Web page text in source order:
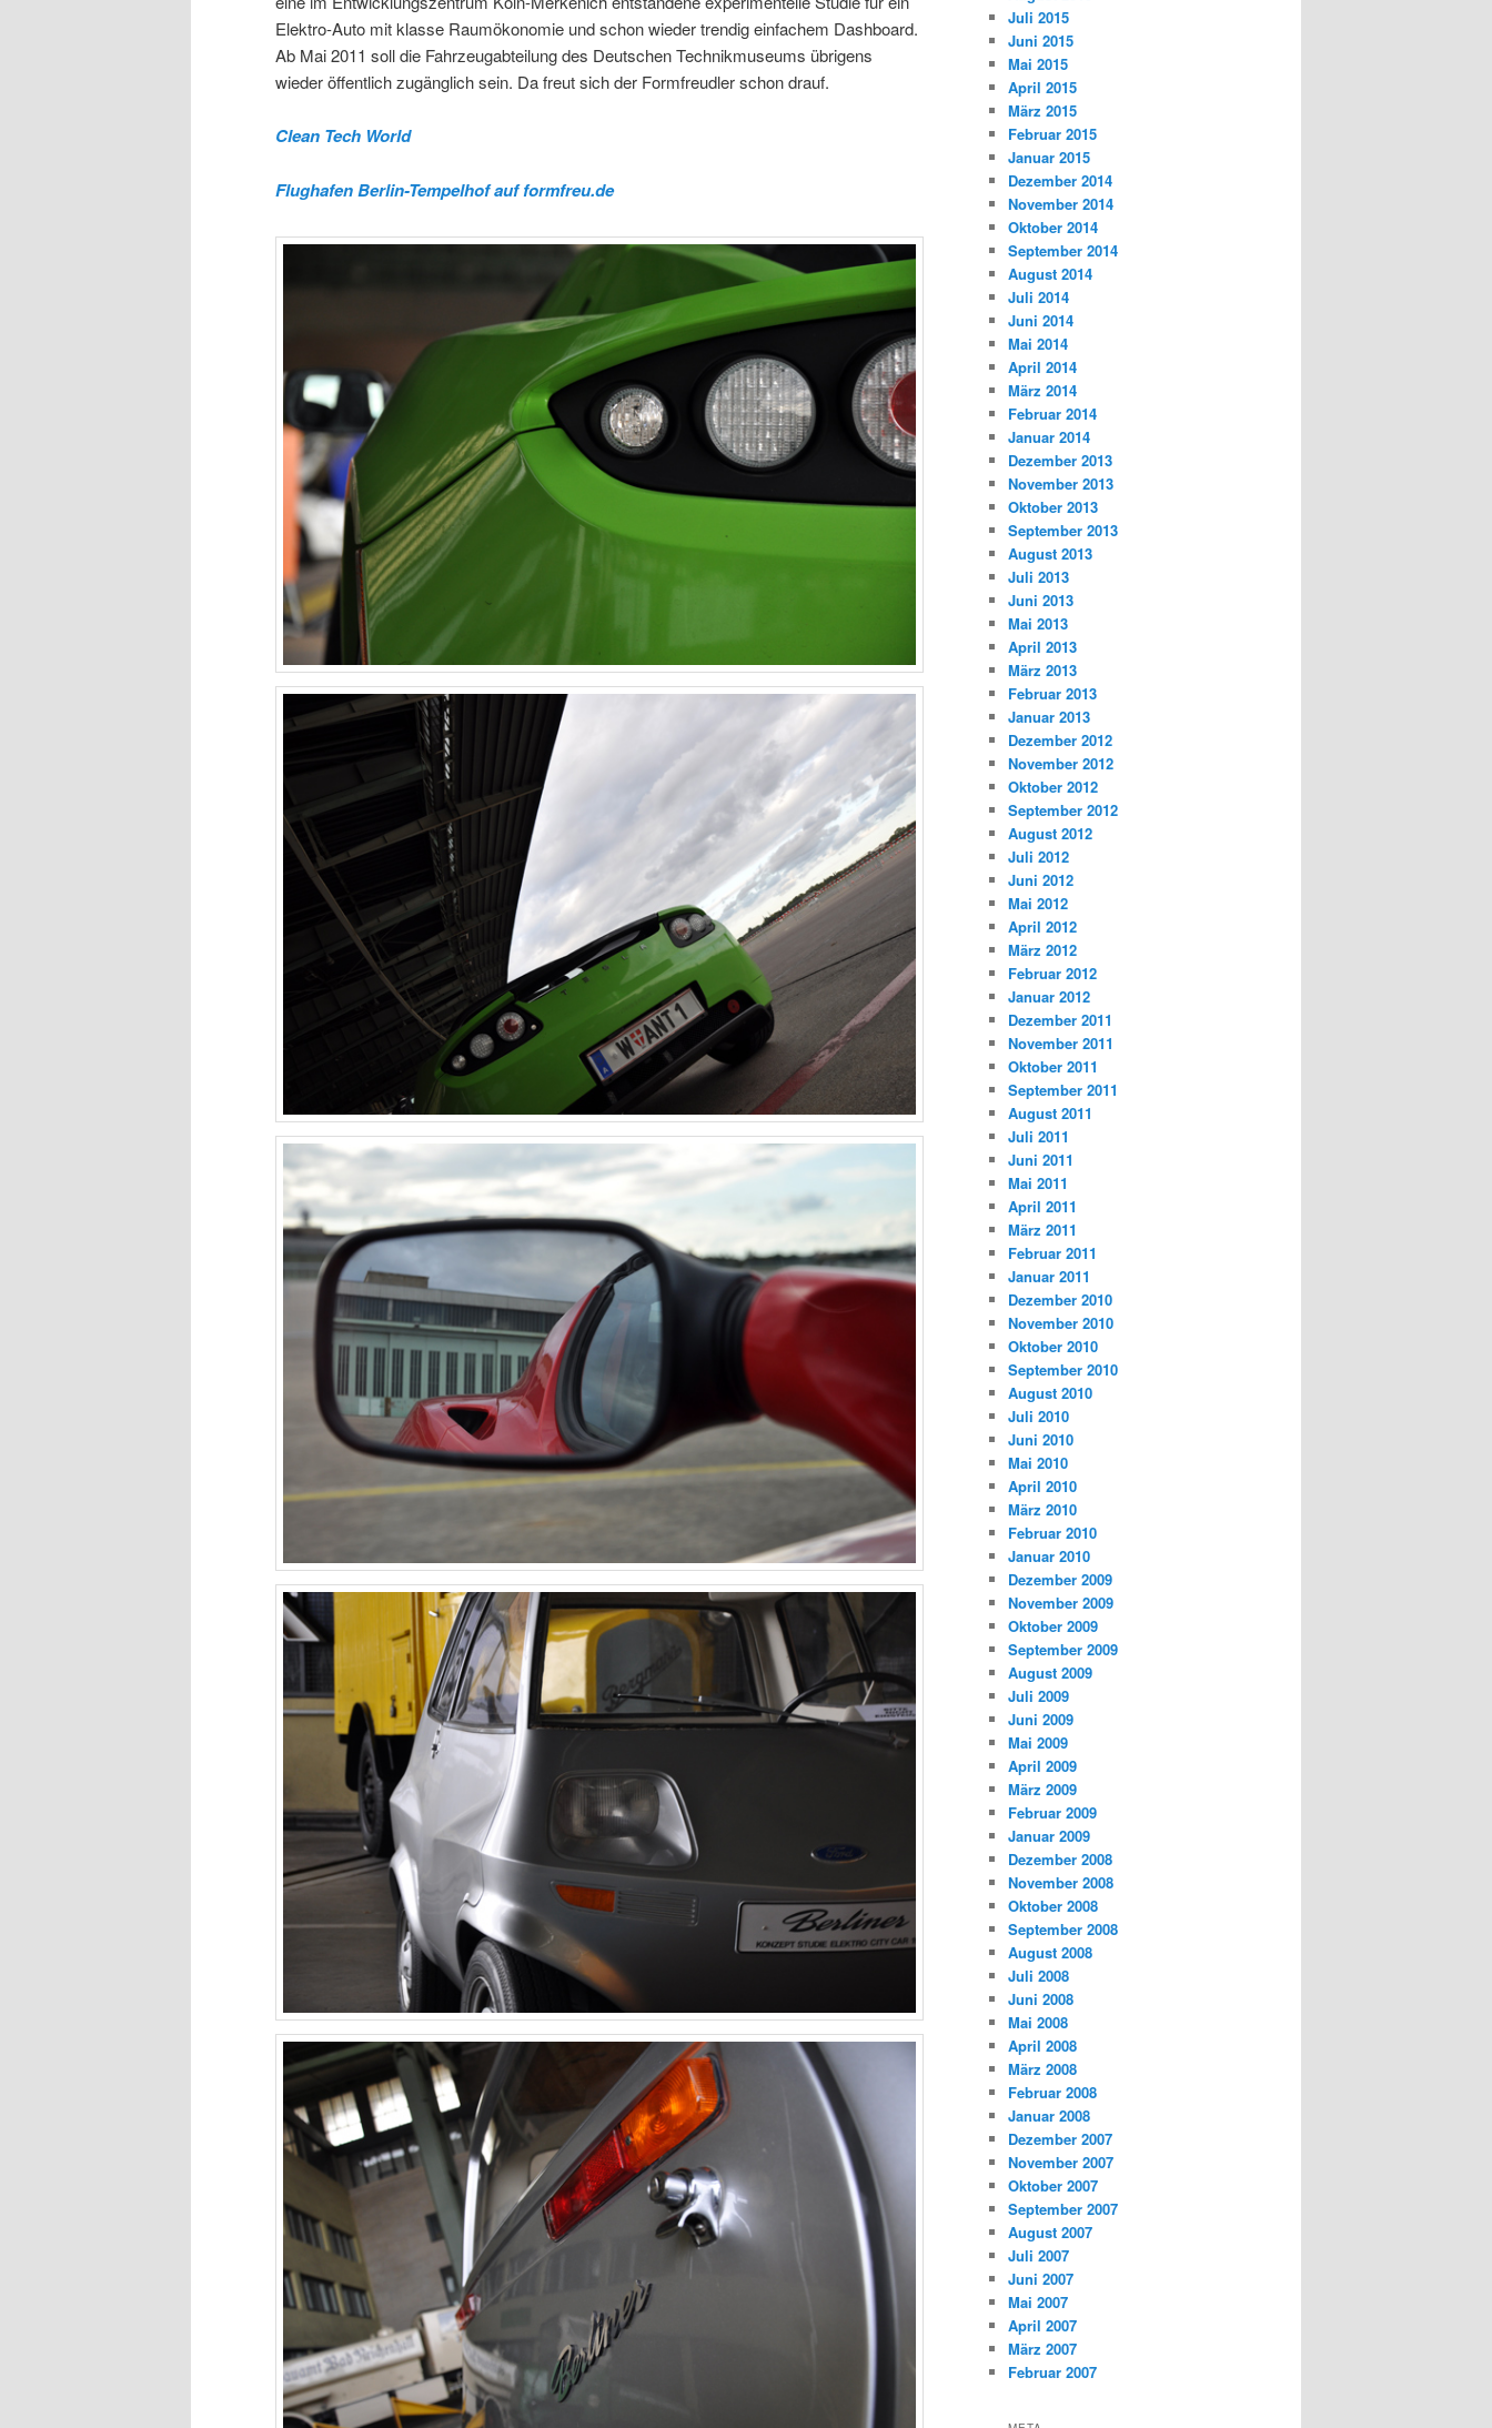
Elektro-Auto mit klasse Raumökonomie und schon wieder trendig einfachem Dashboard.
Ab Mai 2011 soll die Fahrzeugabteilung des Deutschen Technikmuseums übrigens
wieder öffentlich zugänglich sein. Da freut sich der Formfreudler schon drauf.
Clean Tech World
Flughafen Berlin-Tempelhof auf formfreu.de
Juli 2015
Juni 2015
Mai 2015
April 2015
März 2015
Februar 2015
Januar 2015
Dezember 2014
November 2014
Oktober 2014
September 2014
August 2014
Juli 2014
Juni 2014
Mai 2014
April 2014
März 2014
Februar 2014
Januar 2014
Dezember 2013
November 2013
Oktober 2013
September 2013
August 2013
Juli 2013
Juni 2013
Mai 2013
April 2013
März 2013
Februar 2013
Januar 2013
Dezember 2012
November 2012
Oktober 2012
September 2012
August 2012
Juli 2012
Juni 2012
Mai 2012
April 2012
März 2012
Februar 2012
Januar 2012
Dezember 2011
November 2011
Oktober 2011
September 2011
August 2011
Juli 2011
Juni 2011
Mai 2011
April 2011
März 2011
Februar 2011
Januar 2011
Dezember 2010
November 2010
Oktober 2010
September 2010
August 2010
Juli 2010
Juni 2010
Mai 2010
April 2010
März 2010
Februar 2010
Januar 2010
Dezember 2009
November 2009
Oktober 2009
September 2009
August 2009
Juli 2009
Juni 2009
Mai 2009
April 2009
März 2009
Februar 2009
Januar 2009
Dezember 2008
November 2008
Oktober 2008
September 2008
August 2008
Juli 2008
Juni 2008
Mai 2008
April 2008
März 2008
Februar 2008
Januar 2008
Dezember 2007
November 2007
Oktober 2007
September 2007
August 2007
Juli 2007
Juni 2007
Mai 2007
April 2007
März 2007
Februar 2007